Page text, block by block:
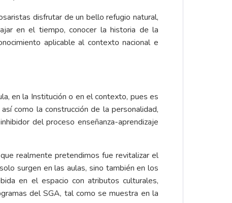
disfrutar de un bello refugio natural,
en el tiempo, conocer la historia de la
aplicable al contexto nacional e
en la Institución o en el contexto, pues es
como la construcción de la personalidad,
del proceso enseñanza-aprendizaje
realmente pretendimos fue revitalizar el
surgen en las aulas, sino también en los
en el espacio con atributos culturales,
del SGA, tal como se muestra en la